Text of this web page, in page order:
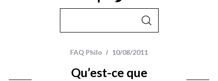
S
C
H
FAQ Philo 10/08/2011
Qu’est-ce que